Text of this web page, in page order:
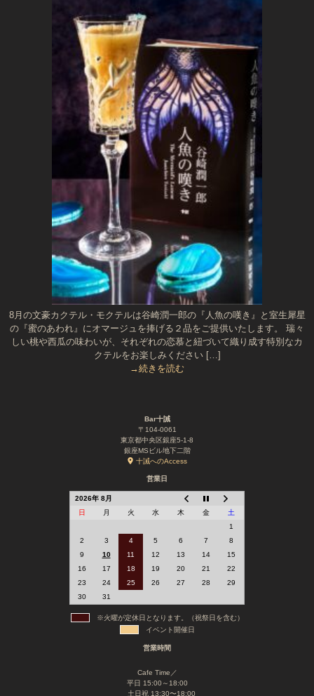
8月の文豪カクテル・モクテルは谷崎潤一郎の『人魚の嘆き』と室生犀星
の『蜜のあわれ』にオマージュを捧げる２品をご提供いたします。 瑞々
しい桃や西瓜の味わいが、それぞれの恋慕と紐づいて織り成す特別なカ
クテルをお楽しみください […]
→続きを読む
Bar十誡
〒104-0061
東京都中央区銀座5-1-8
銀座MSビル地下二階
十誡へのAccess
営業日
2026年 8月
日
月 火 水 木 金
土
1
2
3 4 5 6 7
8
9
10 11 12 13 14
15
16
17 18 19 20 21
22
23
24 25 26 27 28
29
30
31
※火曜が定休日となります。（祝祭日を含む）
イベント開催日
営業時間
Cafe Time／
平日 15:00～18:00
土日祝 13:30〜18:00